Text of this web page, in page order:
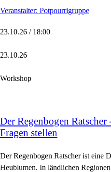
Veranstalter: Potpourrigruppe
23.10.26 / 18:00
23.10.26
Workshop
Der Regenbogen Ratscher
Fragen stellen
Der Regenbogen Ratscher ist eine
Heublumen. In ländlichen